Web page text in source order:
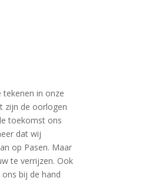
in onze
zijn de oorlogen
toekomst ons
dat wij
op Pasen. Maar
te verrijzen. Ook
bij de hand